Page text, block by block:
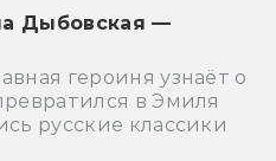
Дыбовская —
героиня узнаёт о
в Эмиля
русские классики